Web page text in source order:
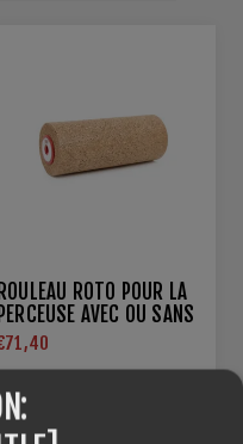
ROULEAU ROTO POUR LA
PERCEUSE AVEC OU SANS